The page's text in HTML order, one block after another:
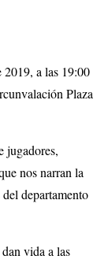
2019, a las 19:00
Plaza
jugadores,
nos narran la
departamento
vida a las